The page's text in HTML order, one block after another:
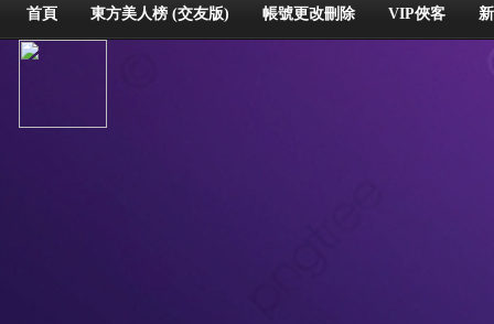
首頁 東方美人榜 (交友版) 帳號更改刪除 VIP俠客